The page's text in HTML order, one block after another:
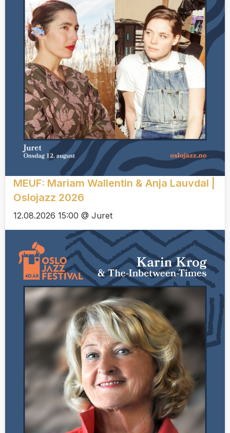
MEUF: Mariam Wallentin & Anja Lauvdal |
Oslojazz 2026
12.08.2026 15:00 @ Juret